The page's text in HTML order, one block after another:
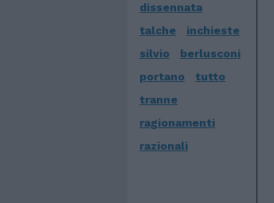
dissennata
talche
inchieste
silvio
berlusconi
portano
tutto
tranne
ragionamenti
razionali